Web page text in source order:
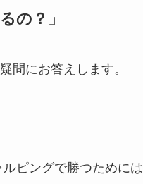
の？」
問にお答えします。
ピングで勝つためには